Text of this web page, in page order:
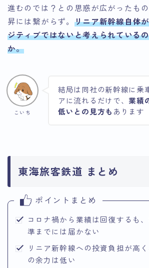
進むのでは？との思惑が広がったも
昇には繋がらず。 リニア新幹線自体
ジティブではないと考えられている
か。
こいち
結局は同社の新幹線に乗
アに流れるだけで、 業績
低いとの見方も あります
東海旅客鉄道 まとめ
ポイントまとめ
コロナ禍から業績は回復するも
準までには届かない
リニア新幹線への投資負担が高
の余力は低い